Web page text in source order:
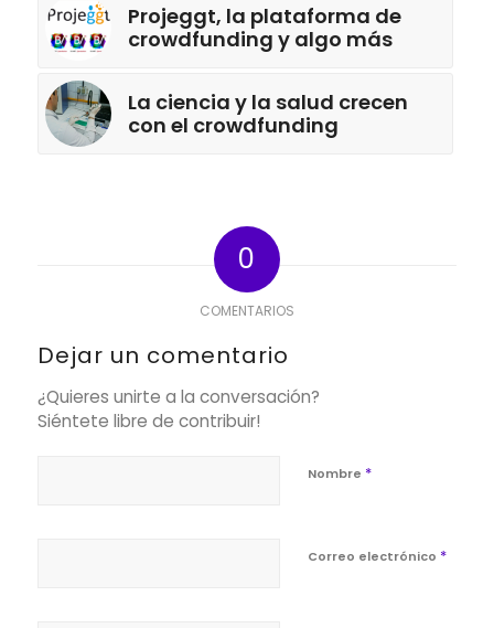
Projeggt, la plataforma de
crowdfunding y algo más
La ciencia y la salud crecen
con el crowdfunding
0
COMENTARIOS
Dejar un comentario
¿Quieres unirte a la conversación?
Siéntete libre de contribuir!
Nombre *
Correo electrónico *